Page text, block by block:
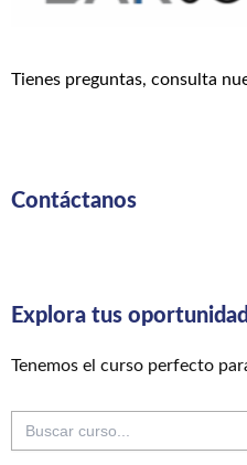
Tienes preguntas, consulta
Contáctanos
Explora tus
Tenemos el curso perfecto
Buscar: